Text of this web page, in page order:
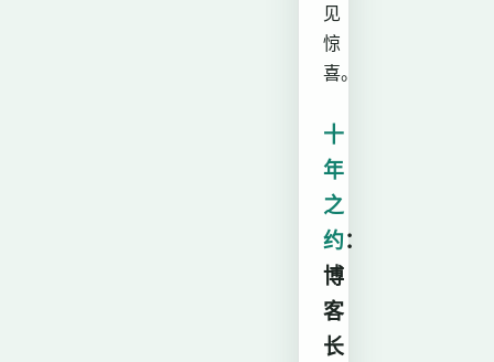
见
惊
喜。
十
年
之
约：
博
客
长